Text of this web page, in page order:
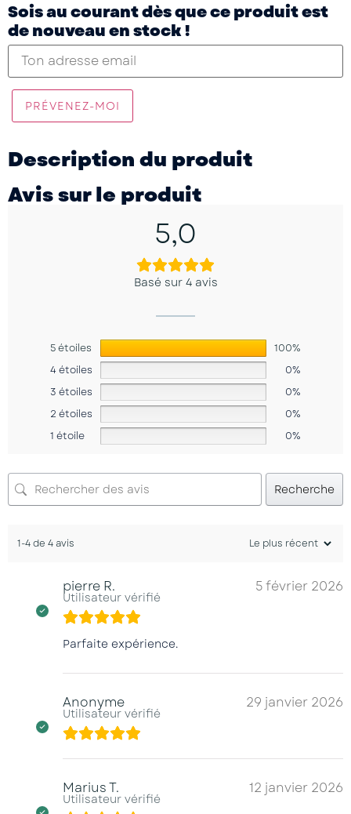
Sois au courant dès que ce produit est
de nouveau en stock !
PRÉVENEZ-MOI
Description du produit
Avis sur le produit
5,0
Basé sur 4 avis
5 étoiles
100%
4 étoiles
0%
3 étoiles
0%
2 étoiles
0%
1 étoile
0%
Recherche
1-4 de 4 avis
pierre R.
Utilisateur vérifié
5 février 2026
Parfaite expérience.
Anonyme
Utilisateur vérifié
29 janvier 2026
Marius T.
Utilisateur vérifié
12 janvier 2026